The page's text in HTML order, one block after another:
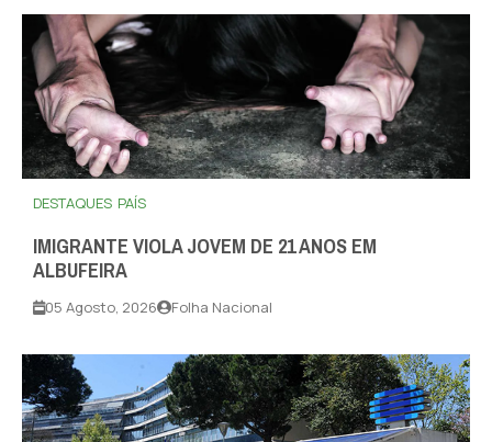
DESTAQUES PAÍS
IMIGRANTE VIOLA JOVEM DE 21 ANOS EM
ALBUFEIRA
05 Agosto, 2026 Folha Nacional